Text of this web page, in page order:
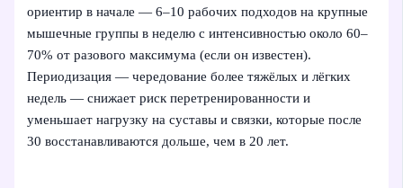
ориентир в начале — 6–10 рабочих подходов на крупные
мышечные группы в неделю с интенсивностью около 60–
70% от разового максимума (если он известен).
Периодизация — чередование более тяжёлых и лёгких
недель — снижает риск перетренированности и
уменьшает нагрузку на суставы и связки, которые после
30 восстанавливаются дольше, чем в 20 лет.